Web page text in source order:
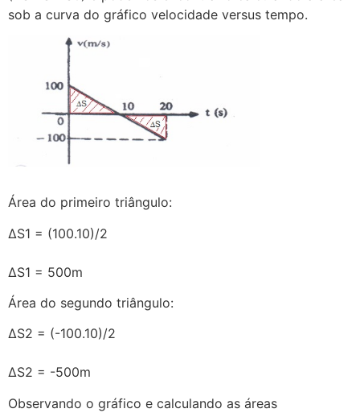
sob a curva do gráfico velocidade versus tempo.
Área do primeiro triângulo:
∆S1 = (100.10)/2
∆S1 = 500m
Área do segundo triângulo:
∆S2 = (-100.10)/2
∆S2 = -500m
Observando o gráfico e calculando as áreas